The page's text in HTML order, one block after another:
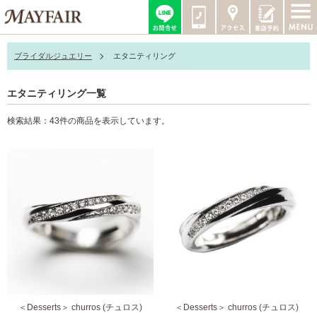
ブライダルジュエリー エタニティリング
エタニティリング一覧
検索結果：43件の商品を表示しています。
＜Desserts＞ churros (チュロス) ＜Desserts＞ churros (チュロス)